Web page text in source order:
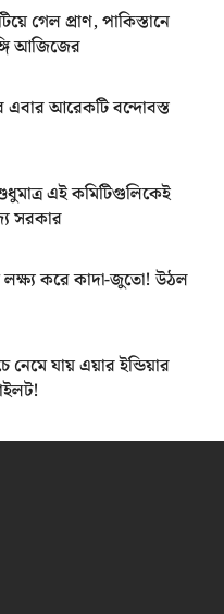
গেল প্রাণ, পাকিস্তানে
আজিজের
এবার আরেকটি বন্দোবস্ত
এই কমিটিগুলিকেই
সরকার
লক্ষ্য করে কাদা-জুতো! উঠল
যায় এয়ার ইন্ডিয়ার